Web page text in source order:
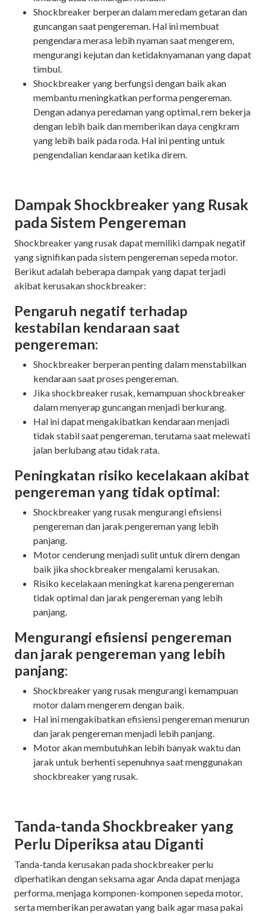
Shockbreaker berperan dalam meredam getaran dan
guncangan saat pengereman. Hal ini membuat
pengendara merasa lebih nyaman saat mengerem,
mengurangi kejutan dan ketidaknyamanan yang dapat
timbul.
Shockbreaker yang berfungsi dengan baik akan
membantu meningkatkan performa pengereman.
Dengan adanya peredaman yang optimal, rem bekerja
dengan lebih baik dan memberikan daya cengkram
yang lebih baik pada roda. Hal ini penting untuk
pengendalian kendaraan ketika direm.
Dampak Shockbreaker yang Rusak
pada Sistem Pengereman
Shockbreaker yang rusak dapat memiliki dampak negatif
yang signifikan pada sistem pengereman sepeda motor.
Berikut adalah beberapa dampak yang dapat terjadi
akibat kerusakan shockbreaker:
Pengaruh negatif terhadap
kestabilan kendaraan saat
pengereman:
Shockbreaker berperan penting dalam menstabilkan
kendaraan saat proses pengereman.
Jika shockbreaker rusak, kemampuan shockbreaker
dalam menyerap guncangan menjadi berkurang.
Hal ini dapat mengakibatkan kendaraan menjadi
tidak stabil saat pengereman, terutama saat melewati
jalan berlubang atau tidak rata.
Peningkatan risiko kecelakaan akibat
pengereman yang tidak optimal:
Shockbreaker yang rusak mengurangi efisiensi
pengereman dan jarak pengereman yang lebih
panjang.
Motor cenderung menjadi sulit untuk direm dengan
baik jika shockbreaker mengalami kerusakan.
Risiko kecelakaan meningkat karena pengereman
tidak optimal dan jarak pengereman yang lebih
panjang.
Mengurangi efisiensi pengereman
dan jarak pengereman yang lebih
panjang:
Shockbreaker yang rusak mengurangi kemampuan
motor dalam mengerem dengan baik.
Hal ini mengakibatkan efisiensi pengereman menurun
dan jarak pengereman menjadi lebih panjang.
Motor akan membutuhkan lebih banyak waktu dan
jarak untuk berhenti sepenuhnya saat menggunakan
shockbreaker yang rusak.
Tanda-tanda Shockbreaker yang
Perlu Diperiksa atau Diganti
Tanda-tanda kerusakan pada shockbreaker perlu
diperhatikan dengan seksama agar Anda dapat menjaga
performa, menjaga komponen-komponen sepeda motor,
serta memberikan perawatan yang baik agar masa pakai